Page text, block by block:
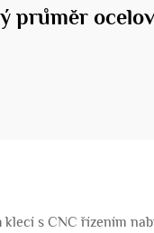
průměr
s CNC řízením